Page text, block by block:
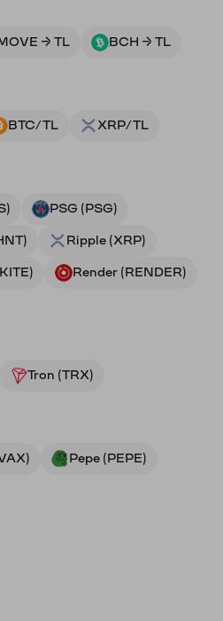
→ TL BCH → TL
BTC/TL XRP/TL
PSG (PSG)
Ripple (XRP)
Render (RENDER)
Tron (TRX)
Pepe (PEPE)